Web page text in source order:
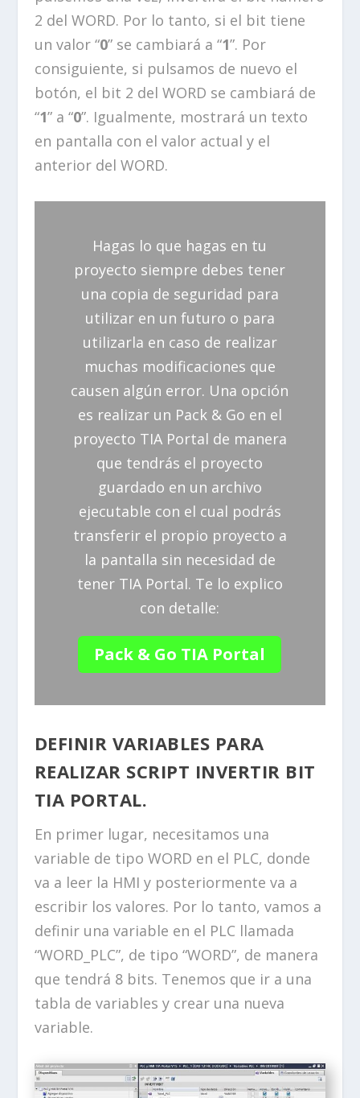
2 del WORD. Por lo tanto, si el bit tiene
un valor “0” se cambiará a “1”. Por
consiguiente, si pulsamos de nuevo el
botón, el bit 2 del WORD se cambiará de
“1” a “0”. Igualmente, mostrará un texto
en pantalla con el valor actual y el
anterior del WORD.
Hagas lo que hagas en tu
proyecto siempre debes tener
una copia de seguridad para
utilizar en un futuro o para
utilizarla en caso de realizar
muchas modificaciones que
causen algún error. Una opción
es realizar un Pack & Go en el
proyecto TIA Portal de manera
que tendrás el proyecto
guardado en un archivo
ejecutable con el cual podrás
transferir el propio proyecto a
la pantalla sin necesidad de
tener TIA Portal. Te lo explico
con detalle:
Pack & Go TIA Portal
DEFINIR VARIABLES PARA
REALIZAR SCRIPT INVERTIR BIT
TIA PORTAL.
En primer lugar, necesitamos una
variable de tipo WORD en el PLC, donde
va a leer la HMI y posteriormente va a
escribir los valores. Por lo tanto, vamos a
definir una variable en el PLC llamada
“WORD_PLC”, de tipo “WORD”, de manera
que tendrá 8 bits. Tenemos que ir a una
tabla de variables y crear una nueva
variable.